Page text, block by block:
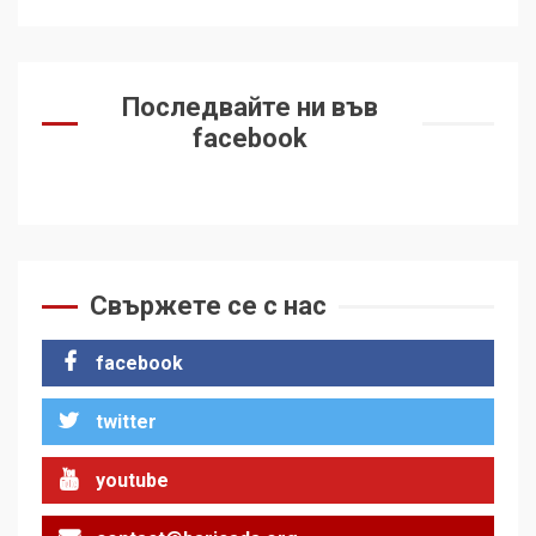
Последвайте ни във
facebook
Свържете се с нас
facebook
twitter
youtube